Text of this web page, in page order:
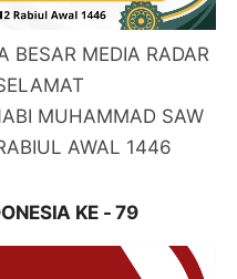
BESAR MEDIA RADAR
MUHAMMAD SAW
AWAL 1446
KE - 79